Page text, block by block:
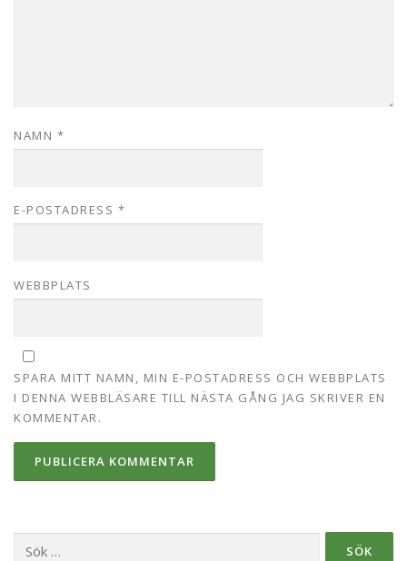
NAMN *
E-POSTADRESS *
WEBBPLATS
SPARA MITT NAMN, MIN E-POSTADRESS OCH WEBBPLATS
I DENNA WEBBLÄSARE TILL NÄSTA GÅNG JAG SKRIVER EN
KOMMENTAR.